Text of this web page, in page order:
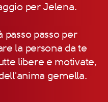
per Jelena.
passo passo per
la persona da te
libere e motivate,
gemella.